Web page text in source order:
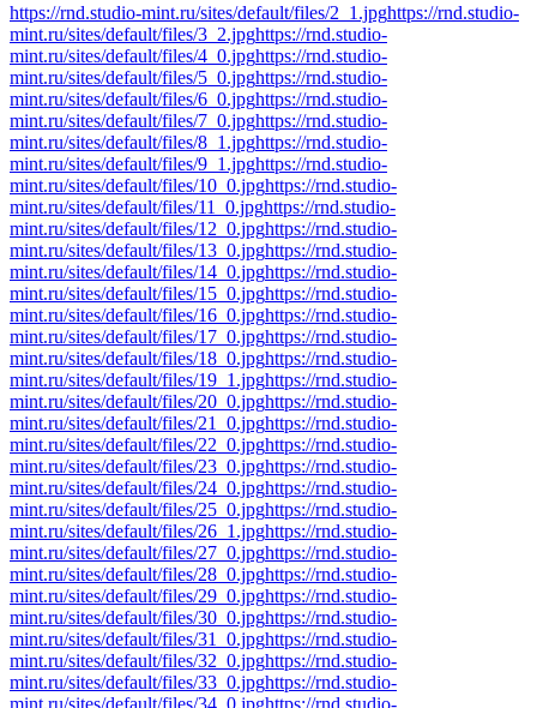
https://rnd.studio-mint.ru/sites/default/files/2_1.jpghttps://rnd.studio-
mint.ru/sites/default/files/3_2.jpghttps://rnd.studio-
mint.ru/sites/default/files/4_0.jpghttps://rnd.studio-
mint.ru/sites/default/files/5_0.jpghttps://rnd.studio-
mint.ru/sites/default/files/6_0.jpghttps://rnd.studio-
mint.ru/sites/default/files/7_0.jpghttps://rnd.studio-
mint.ru/sites/default/files/8_1.jpghttps://rnd.studio-
mint.ru/sites/default/files/9_1.jpghttps://rnd.studio-
mint.ru/sites/default/files/10_0.jpghttps://rnd.studio-
mint.ru/sites/default/files/11_0.jpghttps://rnd.studio-
mint.ru/sites/default/files/12_0.jpghttps://rnd.studio-
mint.ru/sites/default/files/13_0.jpghttps://rnd.studio-
mint.ru/sites/default/files/14_0.jpghttps://rnd.studio-
mint.ru/sites/default/files/15_0.jpghttps://rnd.studio-
mint.ru/sites/default/files/16_0.jpghttps://rnd.studio-
mint.ru/sites/default/files/17_0.jpghttps://rnd.studio-
mint.ru/sites/default/files/18_0.jpghttps://rnd.studio-
mint.ru/sites/default/files/19_1.jpghttps://rnd.studio-
mint.ru/sites/default/files/20_0.jpghttps://rnd.studio-
mint.ru/sites/default/files/21_0.jpghttps://rnd.studio-
mint.ru/sites/default/files/22_0.jpghttps://rnd.studio-
mint.ru/sites/default/files/23_0.jpghttps://rnd.studio-
mint.ru/sites/default/files/24_0.jpghttps://rnd.studio-
mint.ru/sites/default/files/25_0.jpghttps://rnd.studio-
mint.ru/sites/default/files/26_1.jpghttps://rnd.studio-
mint.ru/sites/default/files/27_0.jpghttps://rnd.studio-
mint.ru/sites/default/files/28_0.jpghttps://rnd.studio-
mint.ru/sites/default/files/29_0.jpghttps://rnd.studio-
mint.ru/sites/default/files/30_0.jpghttps://rnd.studio-
mint.ru/sites/default/files/31_0.jpghttps://rnd.studio-
mint.ru/sites/default/files/32_0.jpghttps://rnd.studio-
mint.ru/sites/default/files/33_0.jpghttps://rnd.studio-
mint.ru/sites/default/files/34_0.jpghttps://rnd.studio-